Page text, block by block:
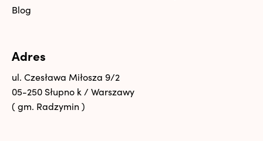
Adres
ul. Czesława Miłosza 9/2
05-250 Słupno k / Warszawy
( gm. Radzymin )
Blog